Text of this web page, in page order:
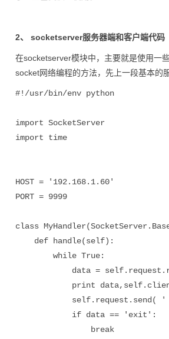
2、 socketserver服务器端和客户端代码
在socketserver模块中，主要就是使用一
socket网络编程的方法，先上一段基本的
#!/usr/bin/env python
import SocketServer
import time
HOST = '192.168.1.60'
PORT = 9999
class
    def handle(self):
        while True:
data =
print
self.request.send(
            if data == 'exit':
                break